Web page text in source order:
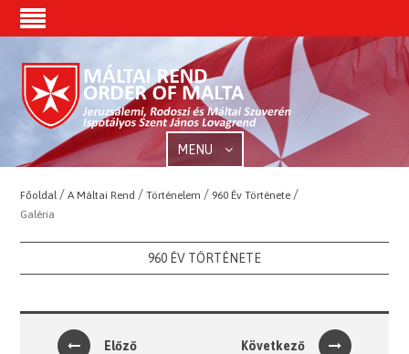
MENU
Főoldal /A Máltai Rend /Történelem / 960 Év Története /
Galéria
960 ÉV TÖRTÉNETE
Előző Következő